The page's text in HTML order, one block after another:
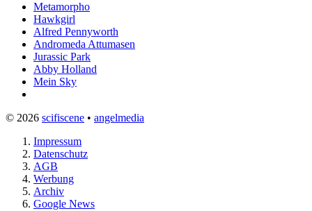
Metamorpho
Hawkgirl
Alfred Pennyworth
Andromeda Attumasen
Jurassic Park
Abby Holland
Mein Sky
© 2026 scifiscene • angelmedia
Impressum
Datenschutz
AGB
Werbung
Archiv
Google News